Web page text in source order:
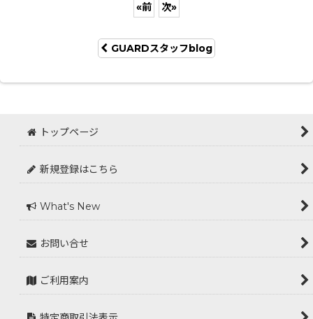
«前 次»
GUARDスタッフblog
トップページ
新規登録はこちら
What's New
お問い合せ
ご利用案内